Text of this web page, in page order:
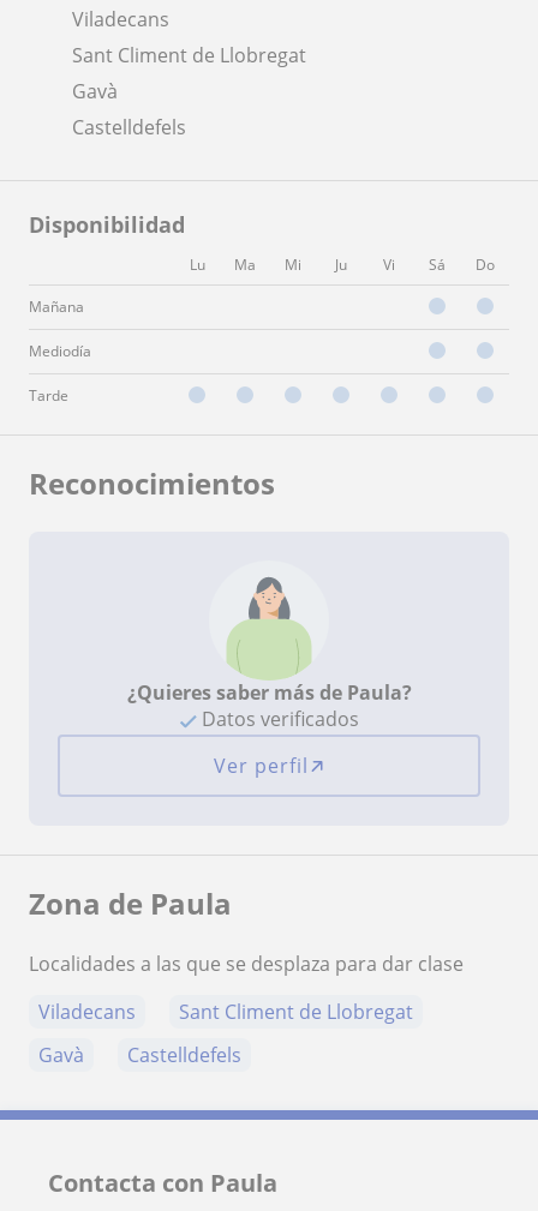
Viladecans
Sant Climent de Llobregat
Gavà
Castelldefels
Disponibilidad
Lu Ma Mi Ju Vi Sá Do
Mañana
Mediodía
Tarde
Reconocimientos
¿Quieres saber más de Paula?
Datos verificados
Ver perfil
Zona de Paula
Localidades a las que se desplaza para dar clase
Viladecans
Sant Climent de Llobregat
Gavà
Castelldefels
Contacta con Paula